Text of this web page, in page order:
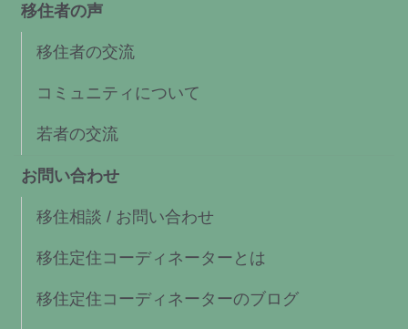
移住者の声
移住者の交流
コミュニティについて
若者の交流
お問い合わせ
移住相談 / お問い合わせ
移住定住コーディネーターとは
移住定住コーディネーターのブログ